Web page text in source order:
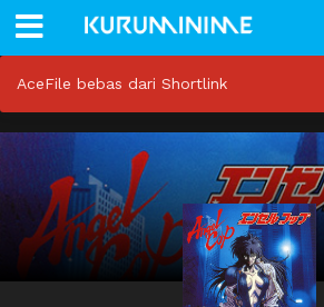
AceFile bebas dari Shortlink